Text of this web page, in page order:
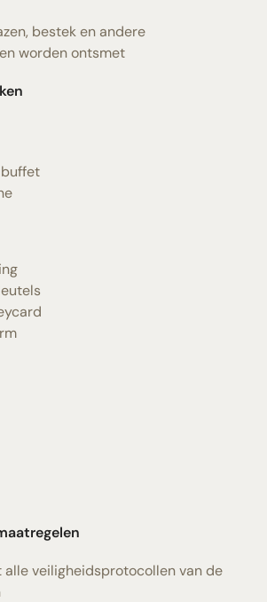
bestek en andere
worden ontsmet
alle veiligheidsprotocollen van de